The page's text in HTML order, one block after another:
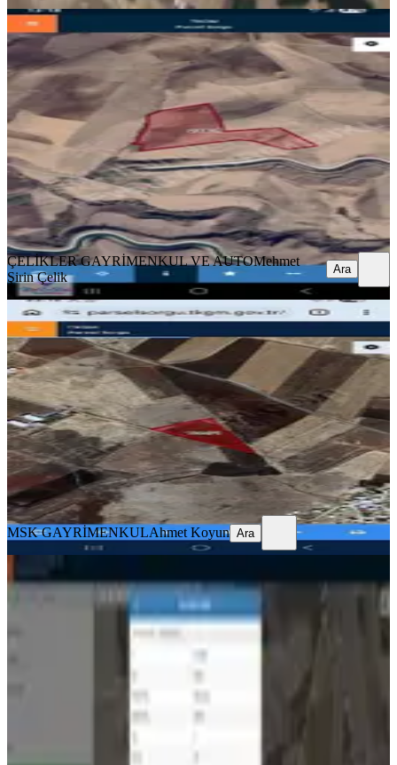
Baysu Da 40 Dönüm Müstakil Tarla
Fiyatı Uygundur
Eğil, Baysu Mahallesi
39756 m²
131/m²·30.04.2026
5.200.000 ₺
ÇELİKLER GAYRİMENKUL VE AUTOMehmet Şirin Çelik
Ara
ÇELİKLER GAYRİMENKUL VE AUTOMehmet
Şirin Çelik
Ara
Msk Gayrimenkul'den Satılık Tarla
Kayapınar, Baykara Mahallesi
13528 m² ·359/m² 30.03.2026
4.850.000 ₺
MSK GAYRİMENKULAhmet Koyun
Ara
MSK GAYRİMENKULAhmet Koyun Ara
Diyarbakır Bağlar Batıçanakçı
Mahallesinde Satılık Tarla!!
Bağlar, Ağaçgeçit Mahallesi
2.816/m²
4.990.000 ₺ 5.200.000 ₺